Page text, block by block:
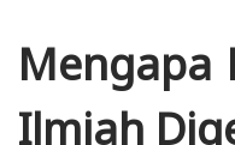
Mengapa
Ilmiah